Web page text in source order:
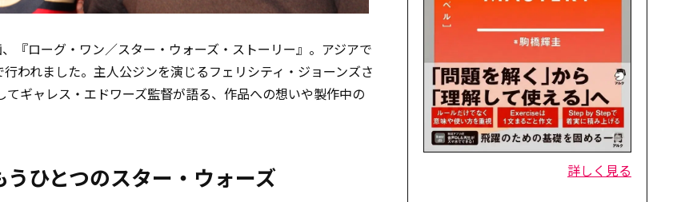
『ローグ・ワン／スター・ウォーズ・ストーリー』。アジアで
われました。主人公ジンを演じるフェリシティ・ジョーンズさ
ギャレス・エドワーズ監督が語る、作品への想いや製作中の
うひとつのスター・ウォーズ 詳しく見る